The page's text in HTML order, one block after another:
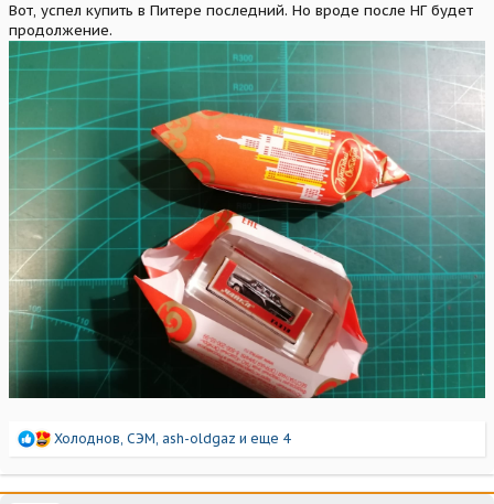
Вот, успел купить в Питере последний. Но вроде после НГ будет
продолжение.
Р
а
к
Холоднов, СЭМ, ash-oldgaz и еще 4